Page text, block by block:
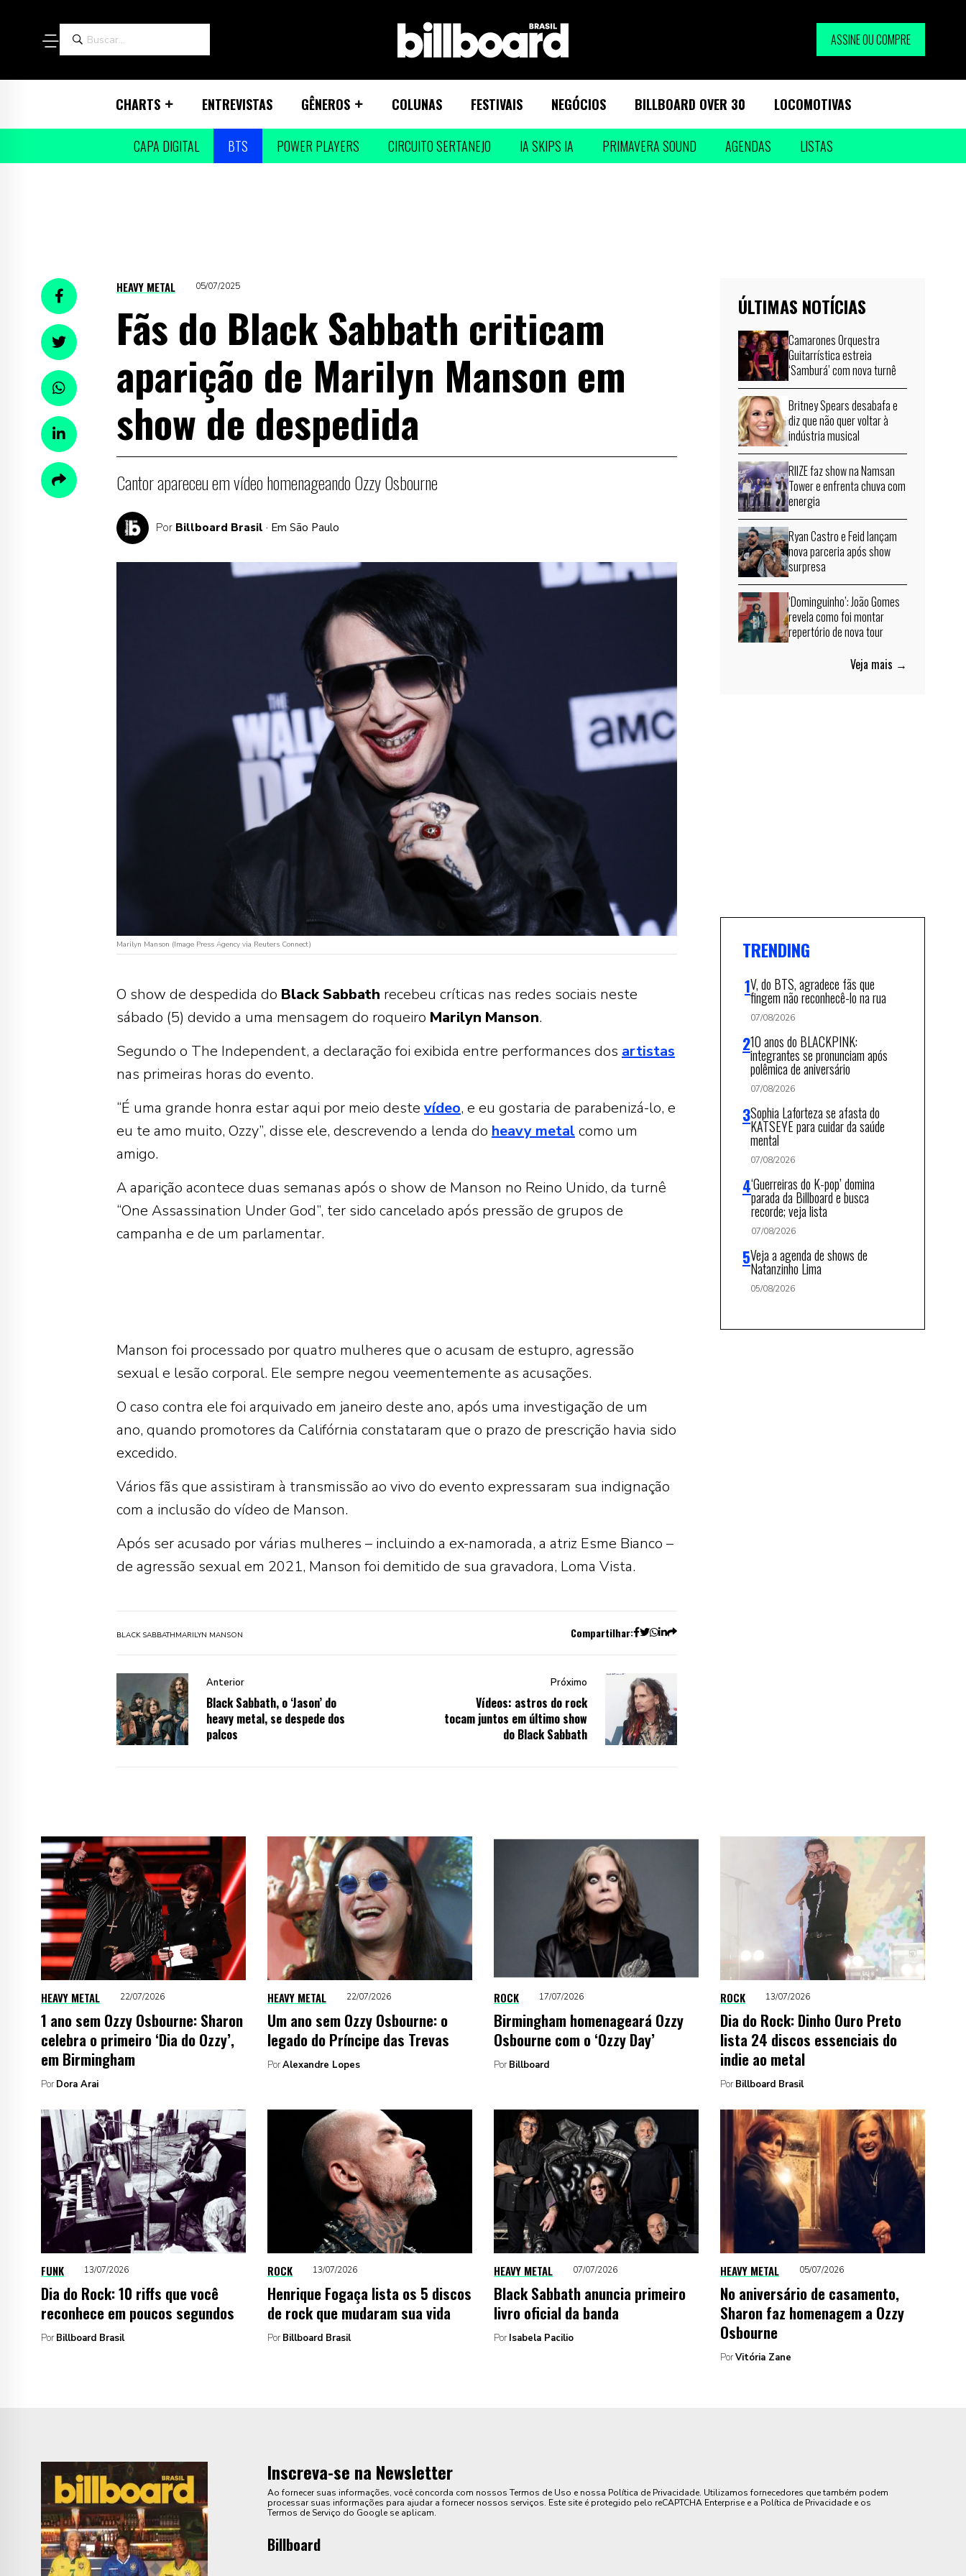
ASSINE OU COMPRE
CHARTS ENTREVISTAS GÊNEROS COLUNAS FESTIVAIS NEGÓCIOS BILLBOARD OVER 30 LOCOMOTIVAS
CAPA DIGITAL BTS POWER PLAYERS CIRCUITO SERTANEJO IA SKIPS IA PRIMAVERA SOUND AGENDAS LISTAS
HEAVY METAL 05/07/2025
Fãs do Black Sabbath criticam
aparição de Marilyn Manson em
show de despedida
Cantor apareceu em vídeo homenageando Ozzy Osbourne
Por Billboard Brasil · Em São Paulo
Marilyn Manson (Image Press Agency via Reuters Connect)
O show de despedida do BlackSabbath recebeu críticas nas redes sociais neste
sábado (5) devido a uma mensagem do roqueiro Marilyn Manson.
Segundo o The Independent, a declaração foi exibida entre performances dos artistas
nas primeiras horas do evento.
“É uma grande honra estar aqui por meio deste vídeo, e eu gostaria de parabenizá-lo, e
eu te amo muito, Ozzy”, disse ele, descrevendo a lenda do heavy metal como um
amigo.
A aparição acontece duas semanas após o show de Manson no Reino Unido, da turnê
“One Assassination Under God”, ter sido cancelado após pressão de grupos de
campanha e de um parlamentar.
Manson foi processado por quatro mulheres que o acusam de estupro, agressão
sexual e lesão corporal. Ele sempre negou veementemente as acusações.
O caso contra ele foi arquivado em janeiro deste ano, após uma investigação de um
ano, quando promotores da Califórnia constataram que o prazo de prescrição havia sido
excedido.
Vários fãs que assistiram à transmissão ao vivo do evento expressaram sua indignação
com a inclusão do vídeo de Manson.
Após ser acusado por várias mulheres – incluindo a ex-namorada, a atriz Esme Bianco –
de agressão sexual em 2021, Manson foi demitido de sua gravadora, Loma Vista.
BLACK SABBATHMARILYN MANSON Compartilhar:
Anterior
Black Sabbath, o ‘Jason’ do
heavy metal, se despede dos
palcos
Próximo
Vídeos: astros do rock
tocam juntos em último show
do Black Sabbath
ÚLTIMAS NOTÍCIAS
Camarones Orquestra
Guitarrística estreia
‘Samburá’ com nova turnê
Britney Spears desabafa e
diz que não quer voltar à
indústria musical
RIIZE faz show na Namsan
Tower e enfrenta chuva com
energia
Ryan Castro e Feid lançam
nova parceria após show
surpresa
‘Dominguinho’: João Gomes
revela como foi montar
repertório de nova tour
Veja mais →
TRENDING
V, do BTS, agradece fãs que
fingem não reconhecê-lo na rua
07/08/2026
10 anos do BLACKPINK:
integrantes se pronunciam após
polêmica de aniversário
07/08/2026
Sophia Laforteza se afasta do
KATSEYE para cuidar da saúde
mental
07/08/2026
‘Guerreiras do K-pop’ domina
parada da Billboard e busca
recorde; veja lista
07/08/2026
Veja a agenda de shows de
Natanzinho Lima
05/08/2026
HEAVY METAL 22/07/2026
1 ano sem Ozzy Osbourne: Sharon
celebra o primeiro ‘Dia do Ozzy’,
em Birmingham
Por Dora Arai
HEAVY METAL 22/07/2026
Um ano sem Ozzy Osbourne: o
legado do Príncipe das Trevas
PorAlexandre Lopes
ROCK 17/07/2026
Birmingham homenageará Ozzy
Osbourne com o ‘Ozzy Day’
Por Billboard
ROCK 13/07/2026
Dia do Rock: Dinho Ouro Preto
lista 24 discos essenciais do
indie ao metal
Por Billboard Brasil
FUNK 13/07/2026
Dia do Rock: 10 riffs que você
reconhece em poucos segundos
Por Billboard Brasil
ROCK 13/07/2026
Henrique Fogaça lista os 5 discos
de rock que mudaram sua vida
Por Billboard Brasil
HEAVY METAL 07/07/2026
Black Sabbath anuncia primeiro
livro oficial da banda
Por Isabela Pacilio
HEAVY METAL 05/07/2026
No aniversário de casamento,
Sharon faz homenagem a Ozzy
Osbourne
PorVitória Zane
Inscreva-se na Newsletter
Ao fornecer suas informações, você concorda com nossos Termos de Uso e nossa Política de Privacidade. Utilizamos fornecedores que também podem
processar suas informações para ajudar a fornecer nossos serviços. Este site é protegido pelo reCAPTCHA Enterprise e a Política de Privacidade e os
Termos de Serviço do Google se aplicam.
Billboard